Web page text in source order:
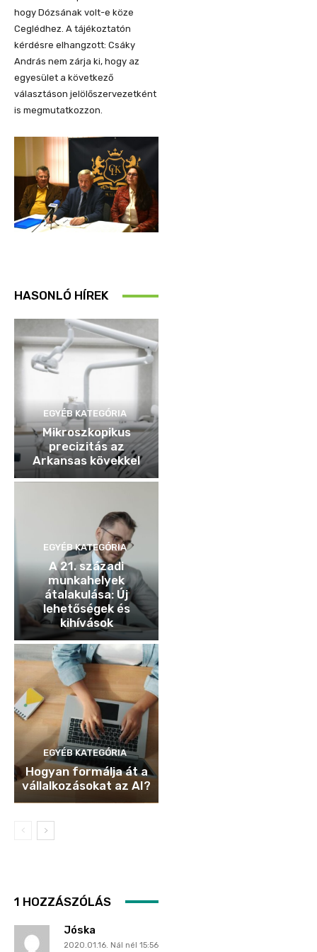
hogy Dózsának volt-e köze
Ceglédhez. A tájékoztatón
kérdésre elhangzott: Csáky
András nem zárja ki, hogy az
egyesület a következő
választáson jelölőszervezetként
is megmutatkozzon.
HASONLÓ HÍREK
EGYÉB KATEGÓRIA
Mikroszkopikus
precizitás az
Arkansas kövekkel
EGYÉB KATEGÓRIA
A 21. századi
munkahelyek
átalakulása: Új
lehetőségek és
kihívások
EGYÉB KATEGÓRIA
Hogyan formálja át a
vállalkozásokat az AI?
1 HOZZÁSZÓLÁS
Jóska
2020.01.16. Nál nél 15:56